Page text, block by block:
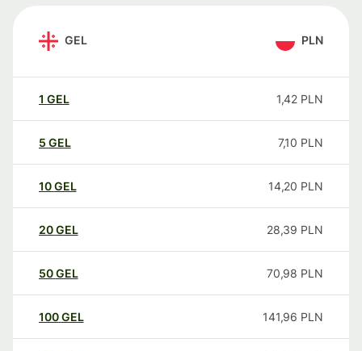
GEL PLN
1 GEL 1,42 PLN
5 GEL 7,10 PLN
10GEL 14,20 PLN
20GEL 28,39 PLN
50GEL 70,98 PLN
100GEL 141,96 PLN